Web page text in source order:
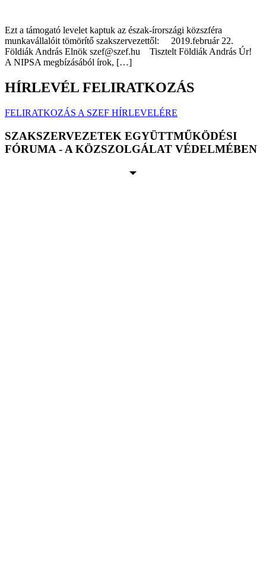
Ezt a támogató levelet kaptuk az észak-írországi közszféra
munkavállalóit tömörítő szakszervezettől: 2019.február 22.
Földiák András Elnök szef@szef.hu Tisztelt Földiák András Úr!
A NIPSA megbízásából írok, […]
HÍRLEVÉL FELIRATKOZÁS
FELIRATKOZÁS A SZEF HÍRLEVELÉRE
SZAKSZERVEZETEK EGYÜTTMŰKÖDÉSI
FÓRUMA - A KÖZSZOLGÁLAT VÉDELMÉBEN